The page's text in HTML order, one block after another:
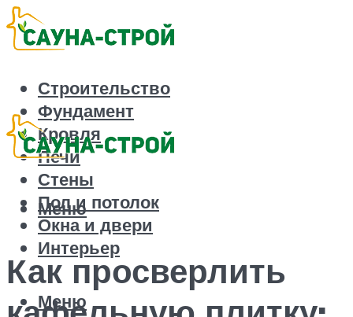
Строительство
Фундамент
Кровля
Печи
Стены
Пол и потолок
Окна и двери
Интерьер
Меню
Меню
Как просверлить